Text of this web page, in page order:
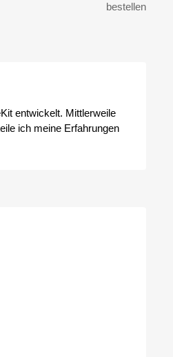
bestellen
entwickelt. Mittlerweile
ich meine Erfahrungen